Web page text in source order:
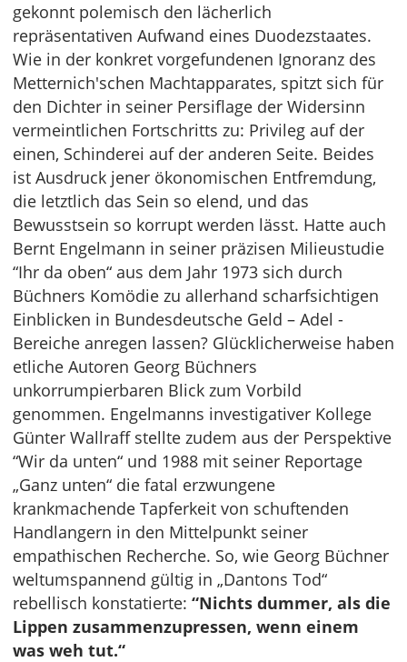
gekonnt polemisch den lächerlich
repräsentativen Aufwand eines Duodezstaates.
Wie in der konkret vorgefundenen Ignoranz des
Metternich'schen Machtapparates, spitzt sich für
den Dichter in seiner Persiflage der Widersinn
vermeintlichen Fortschritts zu: Privileg auf der
einen, Schinderei auf der anderen Seite. Beides
ist Ausdruck jener ökonomischen Entfremdung,
die letztlich das Sein so elend, und das
Bewusstsein so korrupt werden lässt. Hatte auch
Bernt Engelmann in seiner präzisen Milieustudie
“Ihr da oben“ aus dem Jahr 1973 sich durch
Büchners Komödie zu allerhand scharfsichtigen
Einblicken in Bundesdeutsche Geld – Adel -
Bereiche anregen lassen? Glücklicherweise haben
etliche Autoren Georg Büchners
unkorrumpierbaren Blick zum Vorbild
genommen. Engelmanns investigativer Kollege
Günter Wallraff stellte zudem aus der Perspektive
“Wir da unten“ und 1988 mit seiner Reportage
„Ganz unten“ die fatal erzwungene
krankmachende Tapferkeit von schuftenden
Handlangern in den Mittelpunkt seiner
empathischen Recherche. So, wie Georg Büchner
weltumspannend gültig in „Dantons Tod“
rebellisch konstatierte: “Nichts dummer, als die
Lippen zusammenzupressen, wenn einem
was weh tut.“